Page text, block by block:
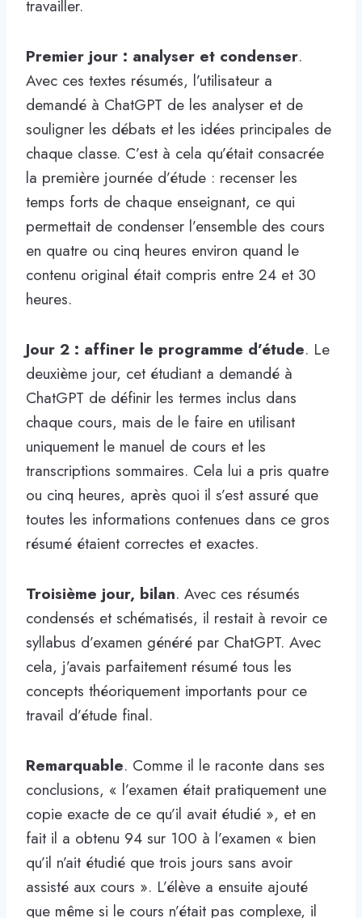
travailler.
Premier jour : analyser et condenser.
Avec ces textes résumés, l’utilisateur a
demandé à ChatGPT de les analyser et de
souligner les débats et les idées principales de
chaque classe. C’est à cela qu’était consacrée
la première journée d’étude : recenser les
temps forts de chaque enseignant, ce qui
permettait de condenser l’ensemble des cours
en quatre ou cinq heures environ quand le
contenu original était compris entre 24 et 30
heures.
Jour 2 : affiner le programme d’étude. Le
deuxième jour, cet étudiant a demandé à
ChatGPT de définir les termes inclus dans
chaque cours, mais de le faire en utilisant
uniquement le manuel de cours et les
transcriptions sommaires. Cela lui a pris quatre
ou cinq heures, après quoi il s’est assuré que
toutes les informations contenues dans ce gros
résumé étaient correctes et exactes.
Troisième jour, bilan. Avec ces résumés
condensés et schématisés, il restait à revoir ce
syllabus d’examen généré par ChatGPT. Avec
cela, j’avais parfaitement résumé tous les
concepts théoriquement importants pour ce
travail d’étude final.
Remarquable. Comme il le raconte dans ses
conclusions, « l’examen était pratiquement une
copie exacte de ce qu’il avait étudié », et en
fait il a obtenu 94 sur 100 à l’examen « bien
qu’il n’ait étudié que trois jours sans avoir
assisté aux cours ». L’élève a ensuite ajouté
que même si le cours n’était pas complexe, il